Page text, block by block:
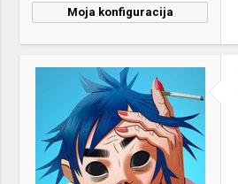
PSU:
Be quiet 530w
BRONZE
Moja konfiguracija